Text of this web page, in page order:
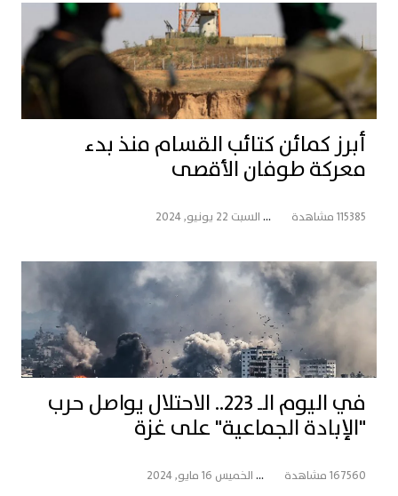
أبرز كمائن كتائب القسام منذ بدء
معركة طوفان الأقصى
115385 مشاهدة السبت 22 يونيو, 2024
في اليوم الـ 223.. الاحتلال يواصل حرب
"الإبادة الجماعية" على غزة
167560 مشاهدة الخميس 16 مايو, 2024